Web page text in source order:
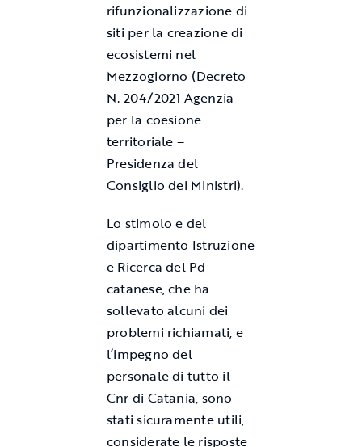
rifunzionalizzazione di
siti per la creazione di
ecosistemi nel
Mezzogiorno (Decreto
N. 204/2021 Agenzia
per la coesione
territoriale –
Presidenza del
Consiglio dei Ministri).
Lo stimolo e del
dipartimento Istruzione
e Ricerca del Pd
catanese, che ha
sollevato alcuni dei
problemi richiamati, e
l’impegno del
personale di tutto il
Cnr di Catania, sono
stati sicuramente utili,
considerate le risposte